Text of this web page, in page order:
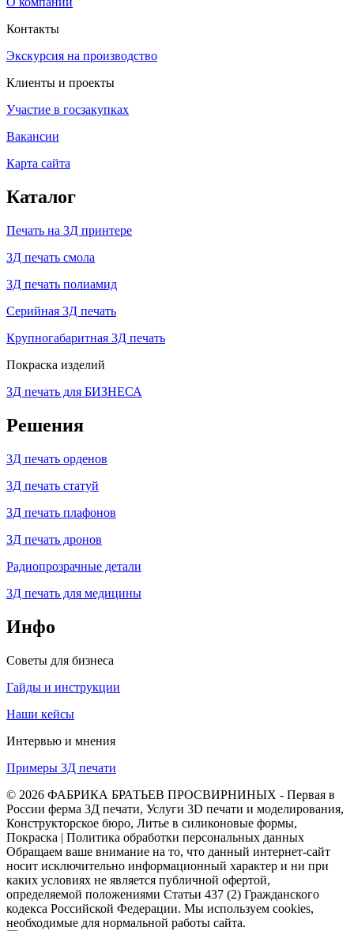
Контакты
Экскурсия на производство
Клиенты и проекты
Участие в госзакупках
Вакансии
Карта сайта
Каталог
Печать на 3Д принтере
3Д печать смола
3Д печать полиамид
Серийная 3Д печать
Крупногабаритная 3Д печать
Покраска изделий
3Д печать для БИЗНЕСА
Решения
3Д печать орденов
3Д печать статуй
3Д печать плафонов
3Д печать дронов
Радиопрозрачные детали
3Д печать для медицины
Инфо
Советы для бизнеса
Гайды и инструкции
Наши кейсы
Интервью и мнения
Примеры 3Д печати
© 2026 ФАБРИКА БРАТЬЕВ ПРОСВИРНИНЫХ - Первая в
России ферма 3Д печати, Услуги 3D печати и моделирования,
Конструкторское бюро, Литье в силиконовые формы,
Покраска | Политика обработки персональных данных
Обращаем ваше внимание на то, что данный интернет-сайт
носит исключительно информационный характер и ни при
каких условиях не является публичной офертой,
определяемой положениями Статьи 437 (2) Гражданского
кодекса Российской Федерации. Мы используем cookies,
необходимые для нормальной работы сайта.